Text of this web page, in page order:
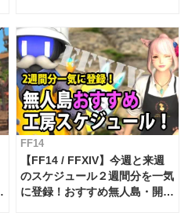
FF14
【FF14 / FFXIV】今週と来週
のスケジュール２週間分を一気
に登録！おすすめ無人島・開拓